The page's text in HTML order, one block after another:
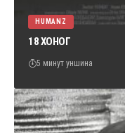
HUMANZ
18 ХОНОГ
5 минут уншина